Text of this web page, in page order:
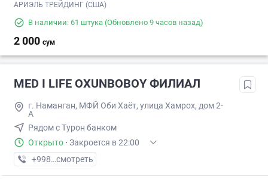
АРИЭЛЬ ТРЕЙДИНГ (США)
В наличии: 61 штука (Обновлено 9 часов назад)
2 000 сум
MED I LIFE OXUNBOBOY ФИЛИАЛ
г. Наманган, МФЙ Оби Хаёт, улица Хамрох, дом 2-
А
Рядом с Турон банком
Открыто · Закроется в 22:00
+998 (91) XXX-XX-XX
смотреть